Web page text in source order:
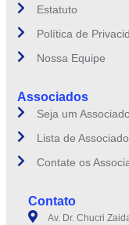
Estatuto
Política de
Nossa Equipe
Associados
Seja um Associado
Lista de
Contate os
Contato
Av. Dr. Chucri